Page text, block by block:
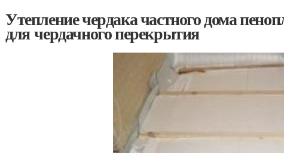
Утепление чердака частного дома
для чердачного перекрытия